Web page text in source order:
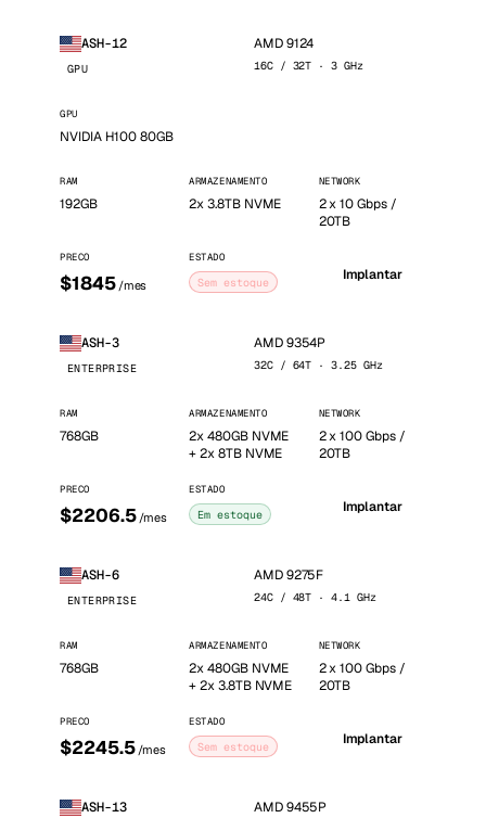
ASH-12
GPU
AMD 9124
16C / 32T · 3 GHz
GPU
NVIDIA H100 80GB
RAM
192GB
ARMAZENAMENTO
2x 3.8TB NVME
NETWORK
2 x 10 Gbps /
20TB
PRECO
$1845 /mes
ESTADO
Sem estoque Implantar
ASH-3
ENTERPRISE
AMD 9354P
32C / 64T · 3.25 GHz
RAM
768GB
ARMAZENAMENTO
2x 480GB NVME
+ 2x 8TB NVME
NETWORK
2 x 100 Gbps /
20TB
PRECO
$2206.5 /mes
ESTADO
Em estoque Implantar
ASH-6
ENTERPRISE
AMD 9275F
24C / 48T · 4.1 GHz
RAM
768GB
ARMAZENAMENTO
2x 480GB NVME
+ 2x 3.8TB NVME
NETWORK
2 x 100 Gbps /
20TB
PRECO
$2245.5 /mes
ESTADO
Sem estoque Implantar
ASH-13 AMD 9455P